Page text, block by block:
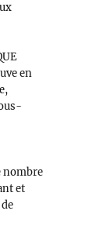
en
nombre
et